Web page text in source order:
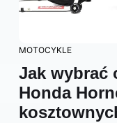
MOTOCYKLE
Jak wybrać
Honda